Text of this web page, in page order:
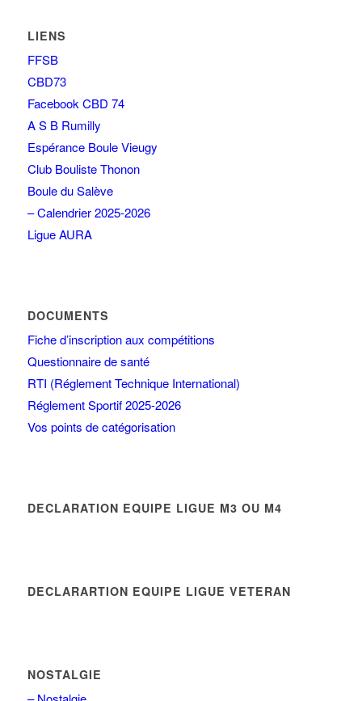
LIENS
FFSB
CBD73
Facebook CBD 74
A S B Rumilly
Espérance Boule Vieugy
Club Bouliste Thonon
Boule du Salève
– Calendrier 2025-2026
Ligue AURA
DOCUMENTS
Fiche d’inscription aux compétitions
Questionnaire de santé
RTI (Réglement Technique International)
Réglement Sportif 2025-2026
Vos points de catégorisation
DECLARATION EQUIPE LIGUE M3 OU M4
DECLARARTION EQUIPE LIGUE VETERAN
NOSTALGIE